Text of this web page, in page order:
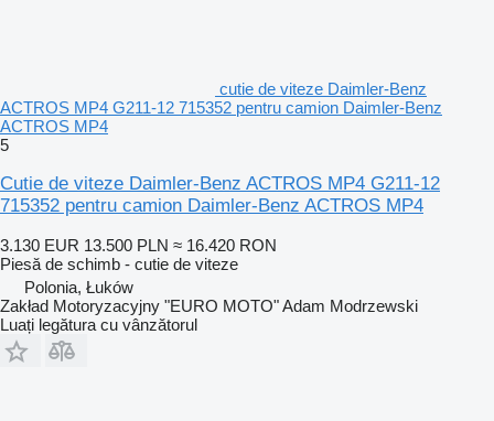
cutie de viteze Daimler-Benz
ACTROS MP4 G211-12 715352 pentru camion Daimler-Benz
ACTROS MP4
5
Cutie de viteze Daimler-Benz ACTROS MP4 G211-12
715352 pentru camion Daimler-Benz ACTROS MP4
3.130 EUR 13.500 PLN ≈ 16.420 RON
Piesă de schimb - cutie de viteze
Polonia, Łuków
Zakład Motoryzacyjny "EURO MOTO" Adam Modrzewski
Luați legătura cu vânzătorul